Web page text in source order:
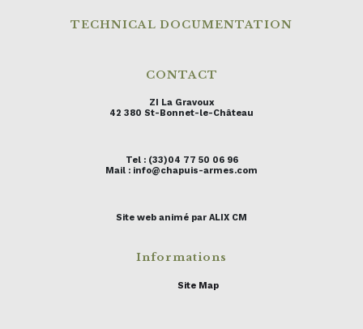
TECHNICAL DOCUMENTATION
CONTACT
ZI La Gravoux
42 380 St-Bonnet-le-Château
Tel : (33)04 77 50 06 96
Mail : info@chapuis-armes.com
Site web animé par ALIX CM
Informations
Site Map